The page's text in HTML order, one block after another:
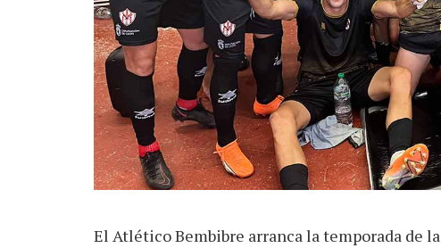
El Atlético Bembibre arranca la temporada de la